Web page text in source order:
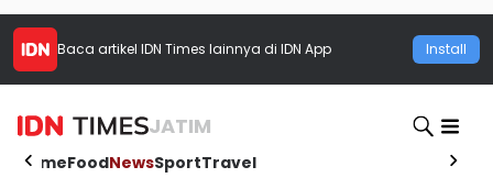
Baca artikel IDN Times lainnya di IDN App Install
JATIM
HomeFoodNewsSportTravel